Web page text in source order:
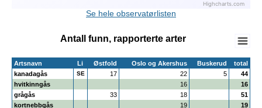
Highcharts.com
End of interactive chart.Se hele observatørlisten
Antall funn, rapporterte arter
Artsnavn Li Østfold Oslo og Akershus Buskerud
total
kanadagås
SE 17 22 5
44
hvitkinngås
16
16
grågås
33 18
51
kortnebbgås
19
19